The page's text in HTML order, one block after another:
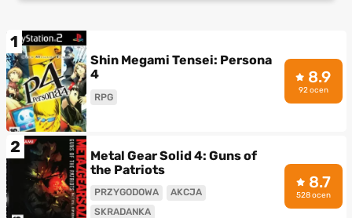
1
Shin Megami Tensei: Persona
4
RPG
8.9
92 ocen
2
Metal Gear Solid 4: Guns of
the Patriots
PRZYGODOWA
AKCJA
SKRADANKA
8.7
528 ocen